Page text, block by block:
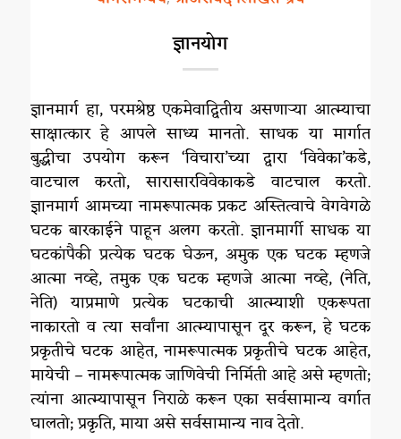
ज्ञानयोग
ज्ञानमार्ग हा, परमश्रेष्ठ एकमेवाद्वितीय असणाऱ्या आत्म्याचा
साक्षात्कार हे आपले साध्य मानतो. साधक या मार्गात
बुद्धीचा उपयोग करून ‘विचारा’च्या द्वारा ‘विवेका’कडे,
वाटचाल करतो, सारासारविवेकाकडे वाटचाल करतो.
ज्ञानमार्ग आमच्या नामरूपात्मक प्रकट अस्तित्वाचे वेगवेगळे
घटक बारकाईने पाहून अलग करतो. ज्ञानमार्गी साधक या
घटकांपैकी प्रत्येक घटक घेऊन, अमुक एक घटक म्हणजे
आत्मा नव्हे, तमुक एक घटक म्हणजे आत्मा नव्हे, (नेति,
नेति) याप्रमाणे प्रत्येक घटकाची आत्म्याशी एकरूपता
नाकारतो व त्या सर्वांना आत्म्यापासून दूर करून, हे घटक
प्रकृतीचे घटक आहेत, नामरूपात्मक प्रकृतीचे घटक आहेत,
मायेची – नामरूपात्मक जाणिवेची निर्मिती आहे असे म्हणतो;
त्यांना आत्म्यापासून निराळे करून एका सर्वसामान्य वर्गात
घालतो; प्रकृति, माया असे सर्वसामान्य नाव देतो.